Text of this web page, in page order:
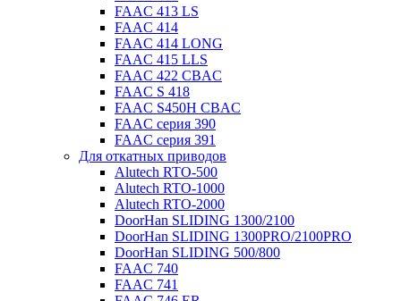
FAAC 413 LS
FAAC 414
FAAC 414 LONG
FAAC 415 LLS
FAAC 422 CBAC
FAAC S 418
FAAC S450H CBAC
FAAC серия 390
FAAC серия 391
Для откатных приводов
Alutech RTO-500
Alutech RTO-1000
Alutech RTO-2000
DoorHan SLIDING 1300/2100
DoorHan SLIDING 1300PRO/2100PRO
DoorHan SLIDING 500/800
FAAC 740
FAAC 741